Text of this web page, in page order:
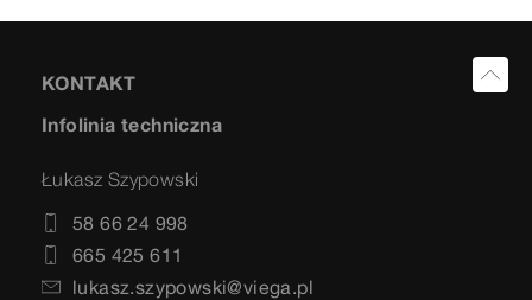
KONTAKT
Infolinia techniczna
Łukasz Szypowski
58 66 24 998
665 425 611
lukasz.szypowski@viega.pl